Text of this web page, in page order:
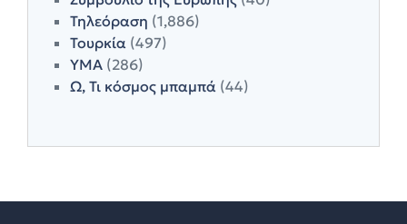
Τηλεόραση (1,886)
Τουρκία (497)
ΥΜΑ (286)
Ω, Τι κόσμος μπαμπά (44)